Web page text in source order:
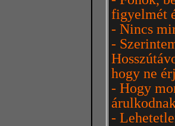
figyelmét
- Nincs
-
hogy ne
- Hogy
-